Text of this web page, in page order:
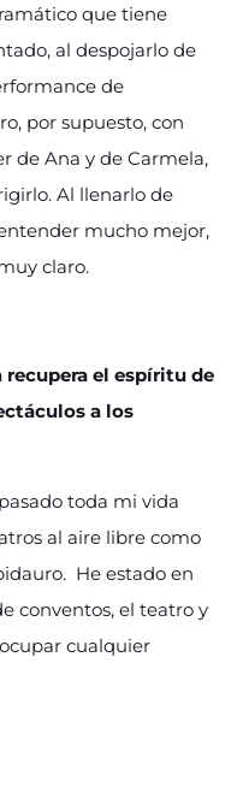
que tiene
al despojarlo de
de
por supuesto, con
de Ana y de Carmela,
Al llenarlo de
mucho mejor,
claro.
recupera el espíritu de
a los
toda mi vida
al aire libre como
He estado en
conventos, el teatro y
cualquier